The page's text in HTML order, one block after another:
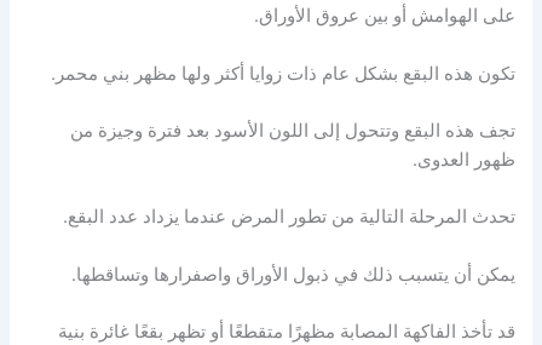
على الهوامش أو بين عروق الأوراق.
تكون هذه البقع بشكل عام ذات زوايا أكثر ولها مظهر بني محمر.
تجف هذه البقع وتتحول إلى اللون الأسود بعد فترة وجيزة من
ظهور العدوى.
تحدث المرحلة التالية من تطور المرض عندما يزداد عدد البقع.
يمكن أن يتسبب ذلك في ذبول الأوراق واصفرارها وتساقطها.
قد تأخذ الفاكهة المصابة مظهرًا متقطعًا أو تظهر بقعًا غائرة بنية